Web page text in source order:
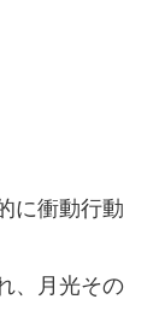
に衝動行動
、月光その